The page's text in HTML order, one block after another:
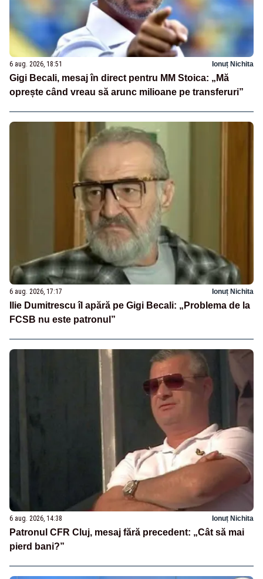
6 aug. 2026, 18:51 Ionuț Nichita
Gigi Becali, mesaj în direct pentru MM Stoica: „Mă
oprește când vreau să arunc milioane pe transferuri”
6 aug. 2026, 17:17 Ionuț Nichita
Ilie Dumitrescu îl apără pe Gigi Becali: „Problema de la
FCSB nu este patronul”
6 aug. 2026, 14:38 Ionuț Nichita
Patronul CFR Cluj, mesaj fără precedent: „Cât să mai
pierd bani?”